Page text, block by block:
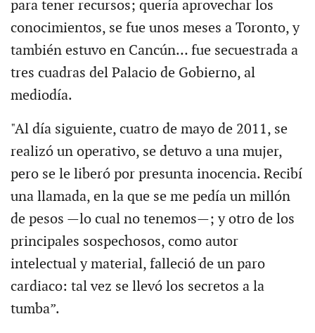
para tener recursos; quería aprovechar los
conocimientos, se fue unos meses a Toronto, y
también estuvo en Cancún… fue secuestrada a
tres cuadras del Palacio de Gobierno, al
mediodía.
"Al día siguiente, cuatro de mayo de 2011, se
realizó un operativo, se detuvo a una mujer,
pero se le liberó por presunta inocencia. Recibí
una llamada, en la que se me pedía un millón
de pesos —lo cual no tenemos—; y otro de los
principales sospechosos, como autor
intelectual y material, falleció de un paro
cardiaco: tal vez se llevó los secretos a la
tumba”.